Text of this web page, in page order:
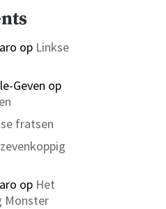
op Linkse
Geven op
fratsen
op Het
Monster